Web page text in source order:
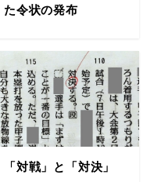
た令状の発布
「対戦」と「対決」